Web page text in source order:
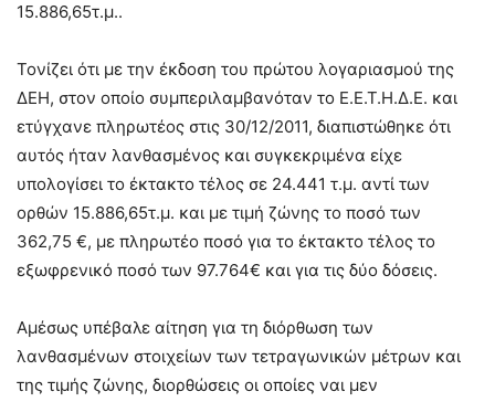
15.886,65τ.μ..
Τονίζει ότι με την έκδοση του πρώτου λογαριασμού της
ΔΕΗ, στον οποίο συμπεριλαμβανόταν το Ε.Ε.Τ.Η.Δ.Ε. και
ετύγχανε πληρωτέος στις 30/12/2011, διαπιστώθηκε ότι
αυτός ήταν λανθασμένος και συγκεκριμένα είχε
υπολογίσει το έκτακτο τέλος σε 24.441 τ.μ. αντί των
ορθών 15.886,65τ.μ. και με τιμή ζώνης το ποσό των
362,75 €, με πληρωτέο ποσό για το έκτακτο τέλος το
εξωφρενικό ποσό των 97.764€ και για τις δύο δόσεις.
Αμέσως υπέβαλε αίτηση για τη διόρθωση των
λανθασμένων στοιχείων των τετραγωνικών μέτρων και
της τιμής ζώνης, διορθώσεις οι οποίες ναι μεν